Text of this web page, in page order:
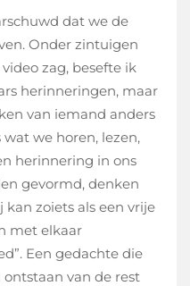
dat we de
Onder zintuigen
zag, besefte ik
herinneringen, maar
van iemand anders
we horen, lezen,
herinnering in ons
gevormd, denken
zoiets als een vrije
met elkaar
Een gedachte die
van de rest